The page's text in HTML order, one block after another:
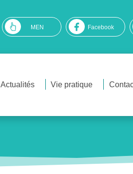
MEN Facebook
Actualités Vie pratique